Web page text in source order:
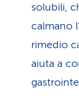
solubili,
calmano
rimedio
aiuta a